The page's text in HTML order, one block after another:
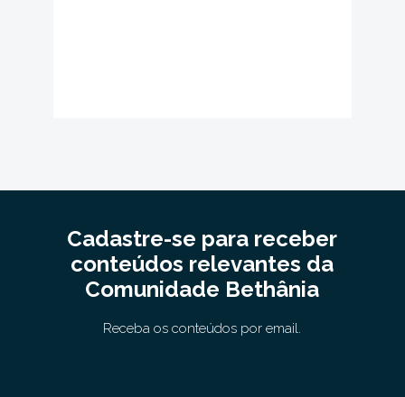
Cadastre-se para receber
conteúdos relevantes da
Comunidade Bethânia
Receba os conteúdos por email.